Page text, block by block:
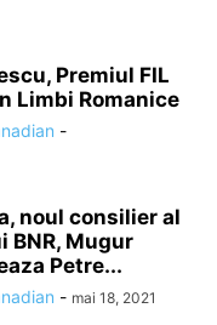
Premiul FIL
Limbi Romanice
-
noul consilier al
BNR, Mugur
Petre...
- mai 18, 2021